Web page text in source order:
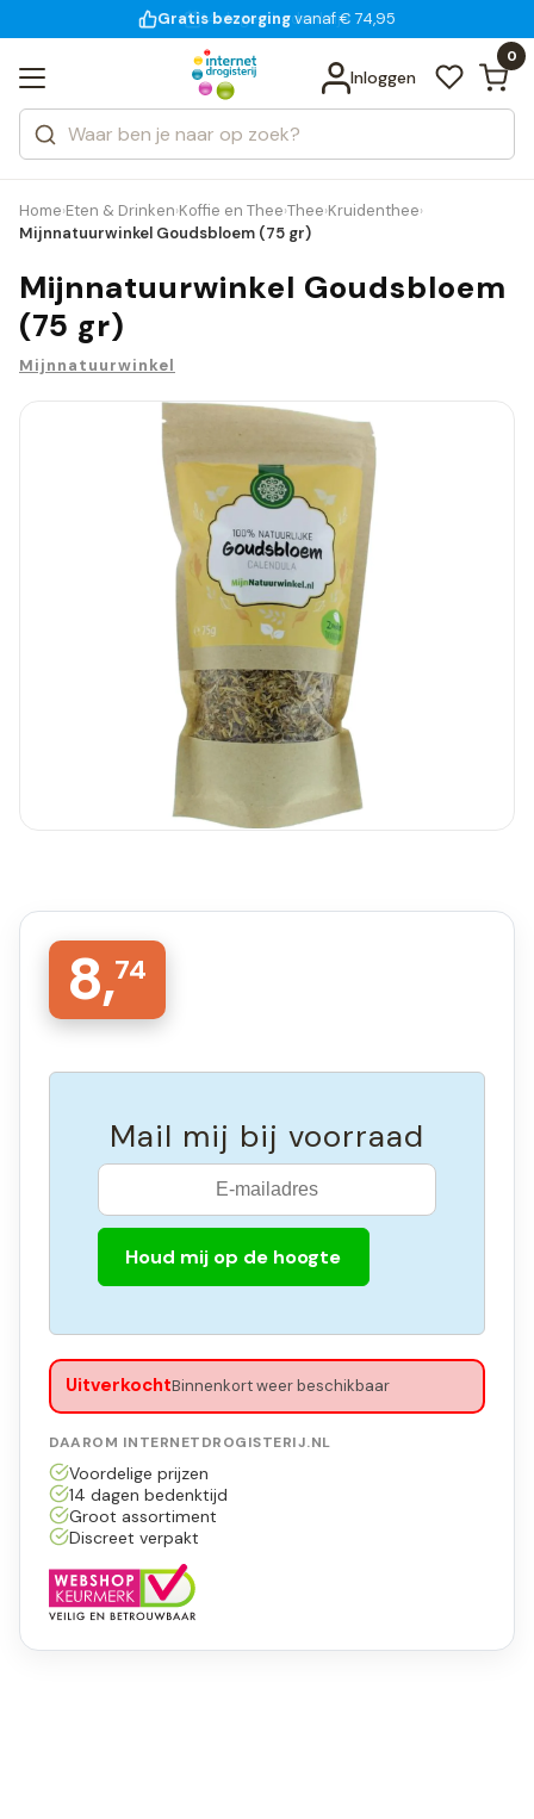
voor 18:00 uur besteld
Gratis bezorging
14 dagen bedenktijd
Inloggen
0
Zoeken
Categorieën
Merken
Bekijk alle resultaten
Home›Eten & Drinken›Koffie en Thee›Thee›Kruidenthee›
Mijnnatuurwinkel Goudsbloem (75 gr)
Mijnnatuurwinkel Goudsbloem
(75 gr)
Mijnnatuurwinkel
8,74
Mail mij bij voorraad
Houd mij op de hoogte
UitverkochtBinnenkort weer beschikbaar
DAAROM INTERNETDROGISTERIJ.NL
Voordelige prijzen
14 dagen bedenktijd
Groot assortiment
Discreet verpakt